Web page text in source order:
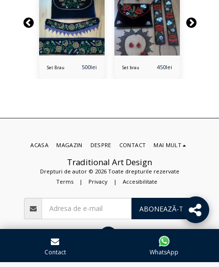
Set Brau 500lei Set brau 450lei
Traditional Art Design
Drepturi de autor © 2026 Toate drepturile rezervate
Terms| Privacy| Accesibilitate
ACASA MAGAZIN DESPRE CONTACT MAI MULT
ABONEAZĂ-TE
WhatsApp
Contact